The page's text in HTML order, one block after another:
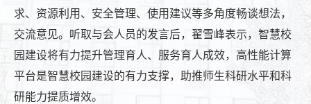
求、资源利用、安全管理、使用建议等多角度畅谈想法，
交流意见。听取与会人员的发言后，翟雪峰表示，智慧校
园建设将有力提升管理育人、服务育人成效，高性能计算
平台是智慧校园建设的有力支撑，助推师生科研水平和科
研能力提质增效。